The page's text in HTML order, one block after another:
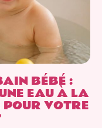
BÉBÉ :
EAU À LA
VOTRE